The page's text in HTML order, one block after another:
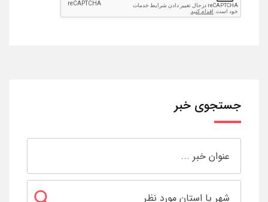
جستجوی خبر